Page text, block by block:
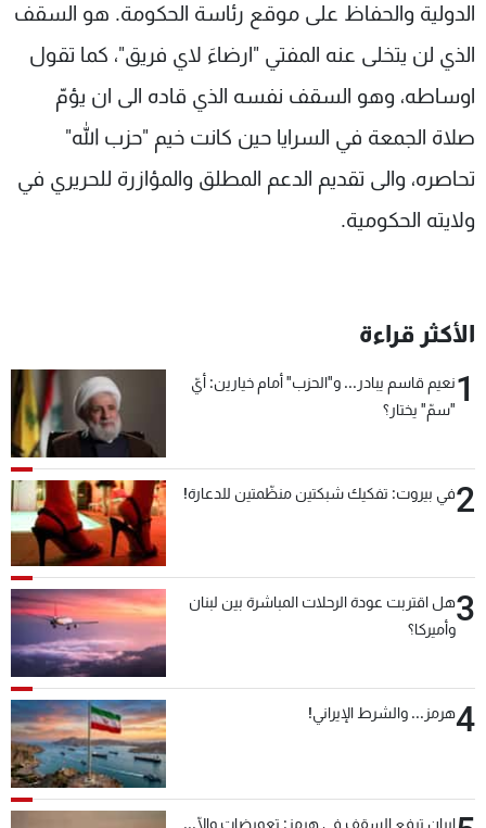
الدولية والحفاظ على موقع رئاسة الحكومة. هو السقف
الذي لن يتخلى عنه المفتي "ارضاءَ لاي فريق"، كما تقول
اوساطه، وهو السقف نفسه الذي قاده الى ان يؤمّ
صلاة الجمعة في السرايا حين كانت خيم "حزب الله"
تحاصره، والى تقديم الدعم المطلق والمؤازرة للحريري في
ولايته الحكومية.
الأكثر قراءة
1نعيم قاسم يبادر... و"الحزب" أمام خيارين: أيّ
"سمّ" يختار؟
2في بيروت: تفكيك شبكتين منظّمتين للدعارة!
3هل اقتربت عودة الرحلات المباشرة بين لبنان
وأميركا؟
4هرمز... والشرط الإيراني!
إيران ترفع السقف في هرمز: تعويضات وإلّا...